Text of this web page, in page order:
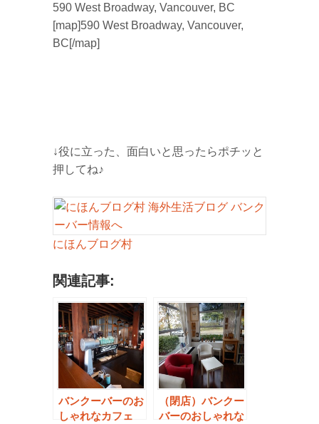
590 West Broadway, Vancouver, BC
[map]590 West Broadway, Vancouver,
BC[/map]
↓役に立った、面白いと思ったらポチッと
押してね♪
にほんブログ村
関連記事:
バンクーバーのお
しゃれなカフェ
（閉店）バンクー
バーのおしゃれな